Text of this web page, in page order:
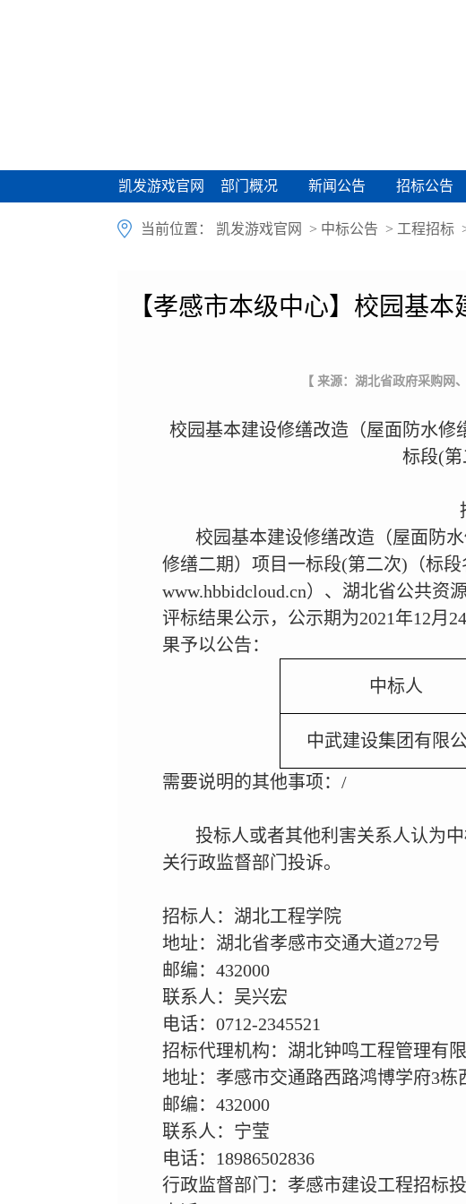
凯发游戏官网
凯发游戏官网 部门概况
部门概况 新闻公告
新闻公告 招标公告
招标公告
当前位置： 凯发游戏官网 > 中标公告 > 工程招标
【孝感市本级中心】校园基
【 来源：湖北省政府采购网
校园基本建设修缮改造（屋面防水修
标段(第
校园基本建设修缮改造（屋面防
修缮二期）项目一标段(第二次)（标段
www.hbbidcloud.cn）、湖北省公共资
评标结果公示，公示期为2021年12月
果予以公告：
中标人
中武建设集团有限
需要说明的其他事项：/
投标人或者其他利害关系人认为
关行政监督部门投诉。
招标人：湖北工程学院
地址：湖北省孝感市交通大道272号
邮编：432000
联系人：吴兴宏
电话：0712-2345521
招标代理机构：湖北钟鸣工程管理有
地址：孝感市交通路西路鸿博学府3栋
邮编：432000
联系人：宁莹
电话：18986502836
行政监督部门：孝感市建设工程招标